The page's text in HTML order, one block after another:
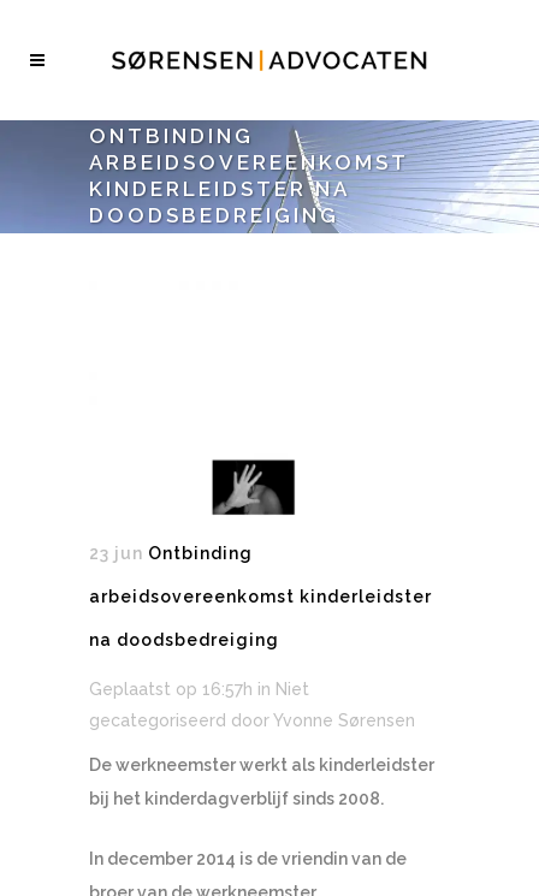
ONTBINDING
ARBEIDSOVEREENKOMST
KINDERLEIDSTER NA
DOODSBEDREIGING
23 jun Ontbinding
arbeidsovereenkomst kinderleidster
na doodsbedreiging
Geplaatst op 16:57h in Niet
gecategoriseerd doorYvonne Sørensen
De werkneemster werkt als kinderleidster
bij het kinderdagverblijf sinds 2008.
In december 2014 is de vriendin van de